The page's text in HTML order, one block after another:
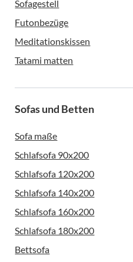
Sofagestell
Futonbezüge
Meditationskissen
Tatami matten
Sofas und Betten
Sofa maße
Schlafsofa 90x200
Schlafsofa 120x200
Schlafsofa 140x200
Schlafsofa 160x200
Schlafsofa 180x200
Bettsofa